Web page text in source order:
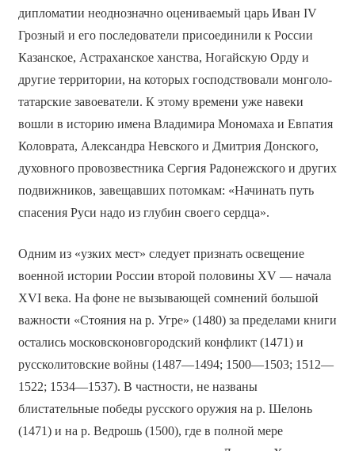
дипломатии неоднозначно оцениваемый царь Иван IV
Грозный и его последователи присоединили к России
Казанское, Астраханское ханства, Ногайскую Орду и
другие территории, на которых господствовали монголо­
татарские завоеватели. К этому времени уже навеки
вошли в историю имена Владимира Мономаха и Евпатия
Коловрата, Александра Невского и Дмитрия Донского,
духовного провозвестника Сергия Радонежского и других
подвижников, завещавших потомкам: «Начинать путь
спасения Руси надо из глубин своего сердца».
Одним из «узких мест» следует признать освещение
военной истории России второй половины XV — начала
XVI века. На фоне не вызывающей сомнений большой
важности «Стояния на р. Угре» (1480) за пределами книги
остались московско­новгородский конфликт (1471) и
русско­литовские войны (1487—1494; 1500—1503; 1512—
1522; 1534—1537). В частности, не названы
блистательные победы русского оружия на р. Шелонь
(1471) и на р. Ведрошь (1500), где в полной мере